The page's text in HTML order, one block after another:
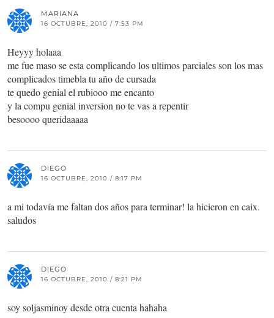
MARIANA
16 OCTUBRE, 2010 / 7:53 PM
Heyyy holaaa
me fue maso se esta complicando los ultimos parciales son los mas
complicados timebla tu año de cursada
te quedo genial el rubiooo me encanto
y la compu genial inversion no te vas a repentir
besoooo queridaaaaa
DIEGO
16 OCTUBRE, 2010 / 8:17 PM
a mi todavía me faltan dos años para terminar! la hicieron en caix.
saludos
DIEGO
16 OCTUBRE, 2010 / 8:21 PM
soy soljasminoy desde otra cuenta hahaha